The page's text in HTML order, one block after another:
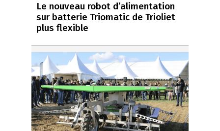
Le nouveau robot d’alimentation
sur batterie Triomatic de Trioliet
plus flexible